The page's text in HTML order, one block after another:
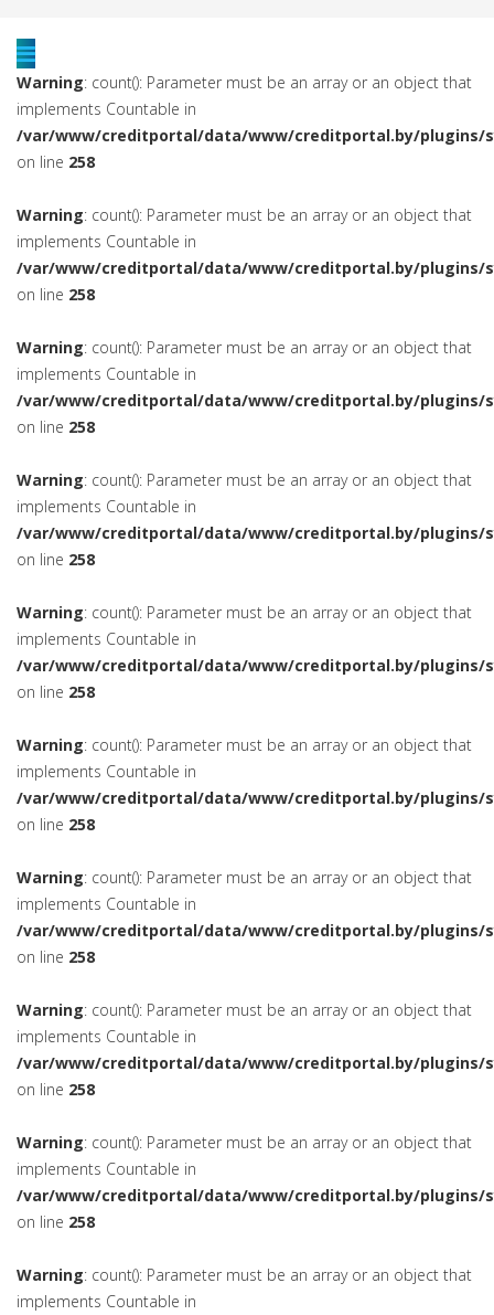
Warning: count(): Parameter must be an array or an object that
implements Countable in
/var/www/creditportal/data/www/creditportal.by/plugins/
on line 258
Warning: count(): Parameter must be an array or an object that
implements Countable in
/var/www/creditportal/data/www/creditportal.by/plugins/
on line 258
Warning: count(): Parameter must be an array or an object that
implements Countable in
/var/www/creditportal/data/www/creditportal.by/plugins/
on line 258
Warning: count(): Parameter must be an array or an object that
implements Countable in
/var/www/creditportal/data/www/creditportal.by/plugins/
on line 258
Warning: count(): Parameter must be an array or an object that
implements Countable in
/var/www/creditportal/data/www/creditportal.by/plugins/
on line 258
Warning: count(): Parameter must be an array or an object that
implements Countable in
/var/www/creditportal/data/www/creditportal.by/plugins/
on line 258
Warning: count(): Parameter must be an array or an object that
implements Countable in
/var/www/creditportal/data/www/creditportal.by/plugins/
on line 258
Warning: count(): Parameter must be an array or an object that
implements Countable in
/var/www/creditportal/data/www/creditportal.by/plugins/
on line 258
Warning: count(): Parameter must be an array or an object that
implements Countable in
/var/www/creditportal/data/www/creditportal.by/plugins/
on line 258
Warning: count(): Parameter must be an array or an object that
implements Countable in